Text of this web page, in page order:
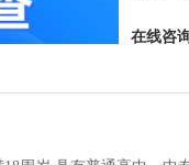
和技术
在线咨